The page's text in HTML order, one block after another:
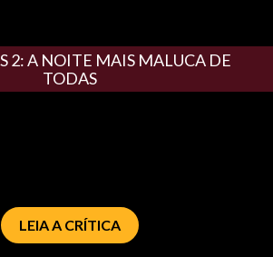
2: A NOITE MAIS MALUCA DE
TODAS
LEIA A CRÍTICA